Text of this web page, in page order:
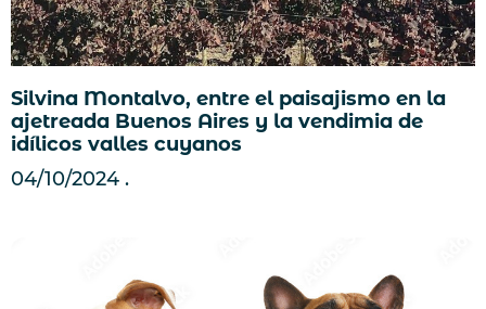
Silvina Montalvo, entre el paisajismo en la
ajetreada Buenos Aires y la vendimia de
idílicos valles cuyanos
04/10/2024